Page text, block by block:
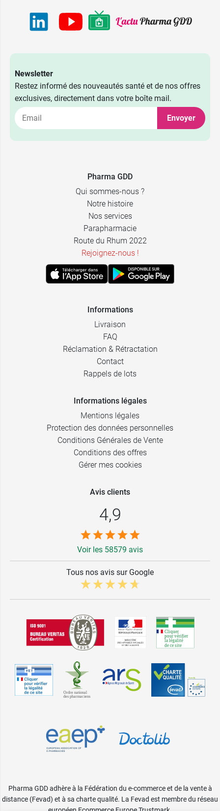
Newsletter
Restez informé des nouveautés santé et de nos offres
exclusives, directement dans votre boîte mail.
Envoyer
Pharma GDD
Qui sommes-nous ?
Notre histoire
Nos services
Parapharmacie
Route du Rhum 2022
Rejoignez-nous !
Informations
Livraison
FAQ
Réclamation & Rétractation
Contact
Rappels de lots
Informations légales
Mentions légales
Protection des données personnelles
Conditions Générales de Vente
Conditions des offres
Gérer mes cookies
Avis clients
4,9
Voir les 58579 avis
Tous nos avis sur Google
Pharma GDD adhère à la Fédération du e-commerce et de la vente à
distance (Fevad) et à sa charte qualité. La Fevad est membre du réseau